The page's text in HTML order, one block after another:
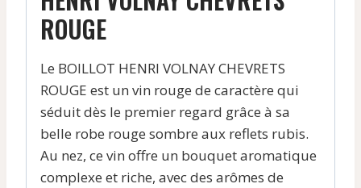
ROUGE
Le BOILLOT HENRI VOLNAY CHEVRETS
ROUGE est un vin rouge de caractère qui
séduit dès le premier regard grâce à sa
belle robe rouge sombre aux reflets rubis.
Au nez, ce vin offre un bouquet aromatique
complexe et riche, avec des arômes de